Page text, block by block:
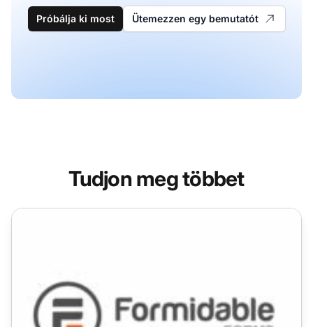
Próbálja ki most Ütemezzen egy bemutatót
Tudjon meg többet
Formidable Forms integráció